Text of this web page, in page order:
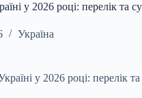
у 2026 році: перелік та
Україна